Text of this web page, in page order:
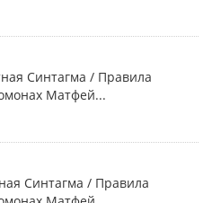
Синтагма / Правила
Матфей...
Синтагма / Правила